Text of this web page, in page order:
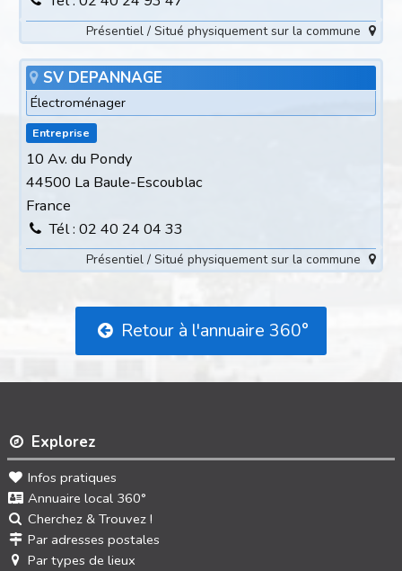
Présentiel / Situé physiquement sur la commune
SV DEPANNAGE
Électroménager
Entreprise
10 Av. du Pondy
44500 La Baule-Escoublac
France
Tél : 02 40 24 04 33
Présentiel / Situé physiquement sur la commune
Retour à l'annuaire 360°
Explorez
Infos pratiques
Annuaire local 360°
Cherchez & Trouvez !
Par adresses postales
Par types de lieux